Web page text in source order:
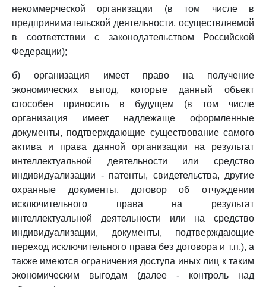
некоммерческой организации (в том числе в
предпринимательской деятельности, осуществляемой
в соответствии с законодательством Российской
Федерации);
б) организация имеет право на получение
экономических выгод, которые данный объект
способен приносить в будущем (в том числе
организация имеет надлежаще оформленные
документы, подтверждающие существование самого
актива и права данной организации на результат
интеллектуальной деятельности или средство
индивидуализации - патенты, свидетельства, другие
охранные документы, договор об отчуждении
исключительного права на результат
интеллектуальной деятельности или на средство
индивидуализации, документы, подтверждающие
переход исключительного права без договора и т.п.), а
также имеются ограничения доступа иных лиц к таким
экономическим выгодам (далее - контроль над